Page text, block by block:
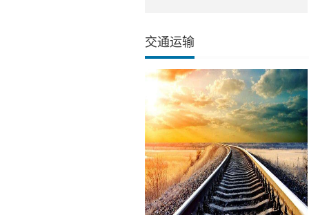
交通运输